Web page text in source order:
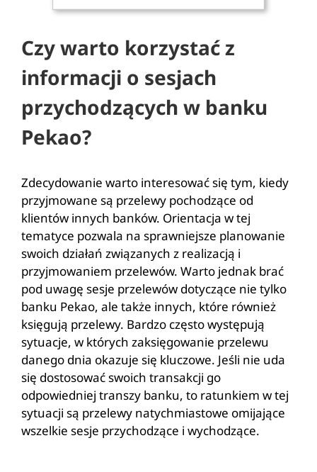
Czy warto korzystać z
informacji o sesjach
przychodzących w banku
Pekao?
Zdecydowanie warto interesować się tym, kiedy
przyjmowane są przelewy pochodzące od
klientów innych banków. Orientacja w tej
tematyce pozwala na sprawniejsze planowanie
swoich działań związanych z realizacją i
przyjmowaniem przelewów. Warto jednak brać
pod uwagę sesje przelewów dotyczące nie tylko
banku Pekao, ale także innych, które również
księgują przelewy. Bardzo często występują
sytuacje, w których zaksięgowanie przelewu
danego dnia okazuje się kluczowe. Jeśli nie uda
się dostosować swoich transakcji go
odpowiedniej transzy banku, to ratunkiem w tej
sytuacji są przelewy natychmiastowe omijające
wszelkie sesje przychodzące i wychodzące.